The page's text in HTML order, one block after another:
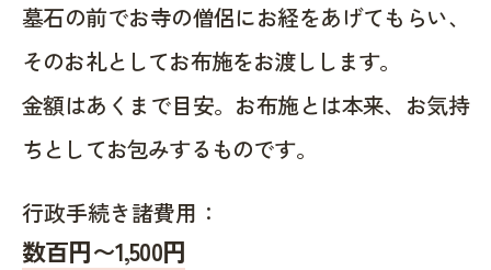
墓石の前でお寺の僧侶にお経をあげてもらい、
そのお礼としてお布施をお渡しします。
金額はあくまで目安。お布施とは本来、お気持
ちとしてお包みするものです。
行政手続き諸費用：
数百円〜1,500円